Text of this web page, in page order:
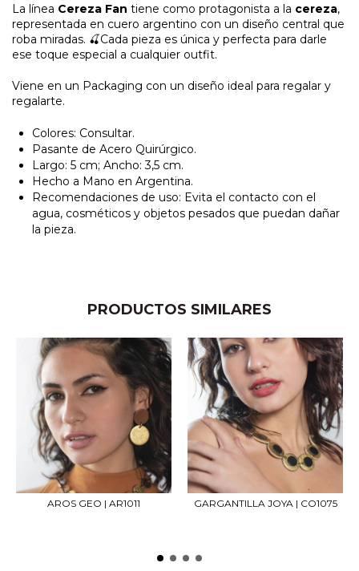
La línea Cereza Fan tiene como protagonista a la cereza,
representada en cuero argentino con un diseño central que
roba miradas. 🍒Cada pieza es única y perfecta para darle
ese toque especial a cualquier outfit.
Viene en un Packaging con un diseño ideal para regalar y
regalarte.
Colores: Consultar.
Pasante de Acero Quirúrgico.
Largo: 5 cm; Ancho: 3,5 cm.
Hecho a Mano en Argentina.
Recomendaciones de uso: Evita el contacto con el
agua, cosméticos y objetos pesados que puedan dañar
la pieza.
PRODUCTOS SIMILARES
AROS GEO | AR1011 GARGANTILLA JOYA | CO1075